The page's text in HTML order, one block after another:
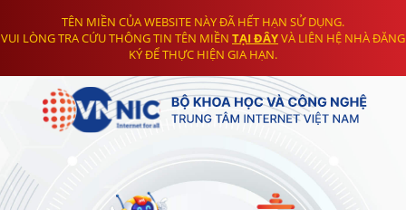
TÊN MIỀN CỦA WEBSITE NÀY ĐÃ HẾT HẠN SỬ DỤNG.
VUI LÒNG TRA CỨU THÔNG TIN TÊN MIỀN TẠI ĐÂYVÀ LIÊN HỆ NHÀ ĐĂNG
KÝ ĐỂ THỰC HIỆN GIA HẠN.